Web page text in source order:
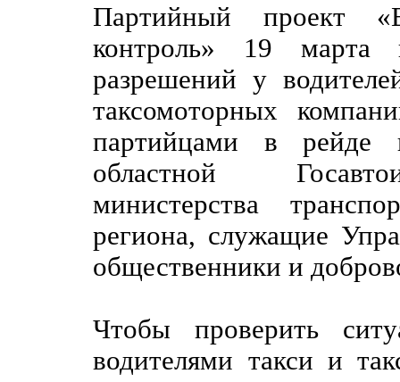
Партийный проект
контроль» 19 марта
разрешений у
таксомоторных
партийцами в рейде
областной
министерства
региона, служащие
общественники и
Чтобы проверить
водителями такси и